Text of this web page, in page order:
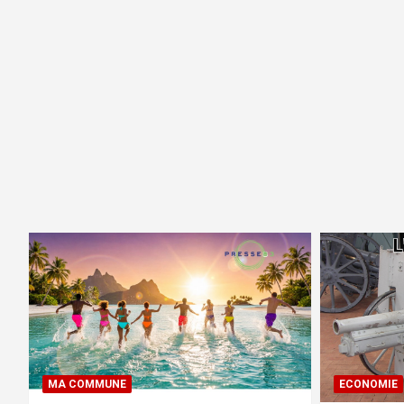
MA COMMUNE ECONOMIE